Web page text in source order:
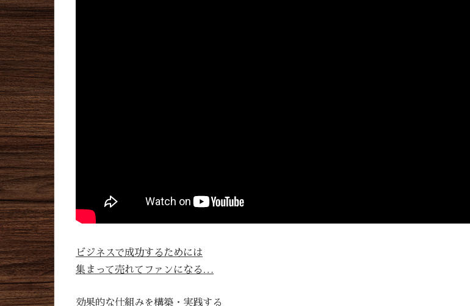
ビジネスで成功するためには
集まって売れてファンになる…
効果的な仕組みを構築・実践する